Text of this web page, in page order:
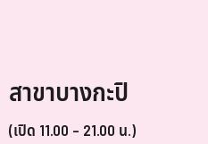
สาขาบางกะปิ
(เปิด 11.00 – 21.00 น.)